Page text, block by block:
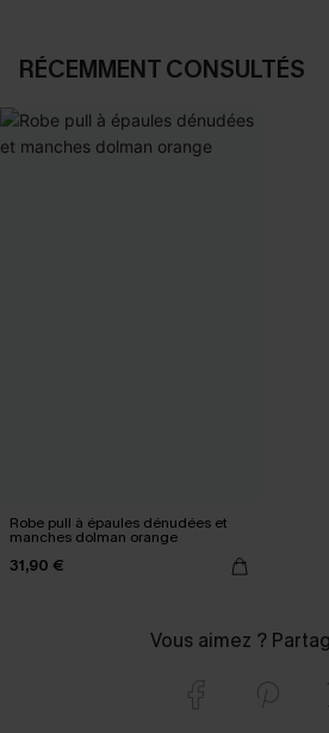
RÉCEMMENT CONSULTÉS
Robe pull à épaules dénudées et
manches dolman orange
31,90 €
Vous aimez ?